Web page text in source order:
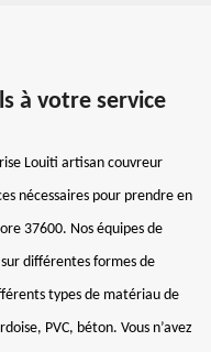
à votre service
Louiti artisan couvreur
nécessaires pour prendre en
37600. Nos équipes de
différentes formes de
types de matériau de
PVC, béton. Vous n’avez